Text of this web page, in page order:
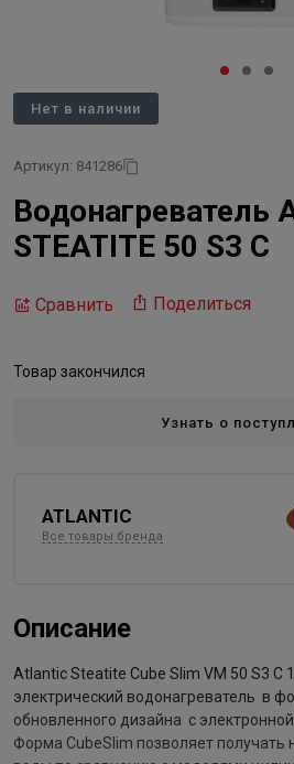
Нет в наличии
Артикул: 841286
Водонагреватель
STEATITE 50 S3 C
Сравнить Поделиться
Товар закончился
Узнать о
ATLANTIC
Все товары бренда
Описание
Atlantic Steatite Cube Slim VM 50 S3 C
электрический водонагреватель в
обновленного дизайна с
Форма CubeSlim позволяет получать